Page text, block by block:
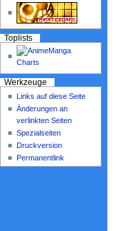
Toplists
Werkzeuge
Links auf diese Seite
Änderungen an
verlinkten Seiten
Spezialseiten
Druckversion
Permanentlink